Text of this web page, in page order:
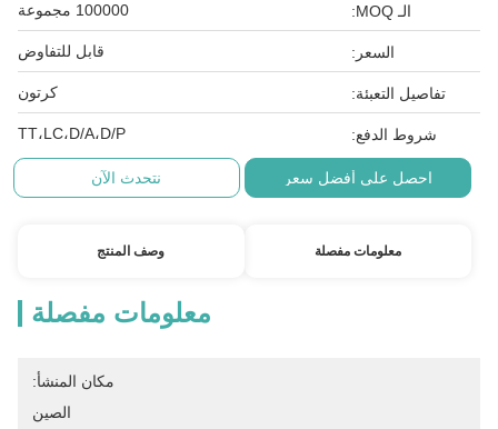
الـ MOQ: 100000 مجموعة
السعر: قابل للتفاوض
تفاصيل التعبئة: كرتون
شروط الدفع: TT،LC،D/A،D/P
احصل على أفضل سعر نتحدث الآن
معلومات مفصلة وصف المنتج
معلومات مفصلة
مكان المنشأ:
الصين